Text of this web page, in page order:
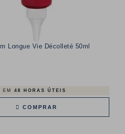
Longue Vie Décolleté 50ml
EM 48 HORAS ÚTEIS
COMPRAR